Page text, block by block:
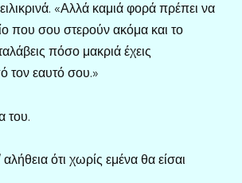
«Αλλά καμιά φορά πρέπει να
που σου στερούν ακόμα και το
πόσο μακριά έχεις
τον εαυτό σου.»
του.
αλήθεια ότι χωρίς εμένα θα είσαι